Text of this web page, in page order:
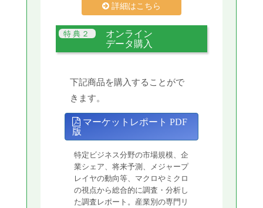
詳細はこちら
オンライン
データ購入
下記商品を購入することがで
きます。
マーケットレポート PDF
版
特定ビジネス分野の市場規模、企
業シェア、将来予測、メジャープ
レイヤの動向等、マクロやミクロ
の視点から総合的に調査・分析し
た調査レポート。産業別の専門リ